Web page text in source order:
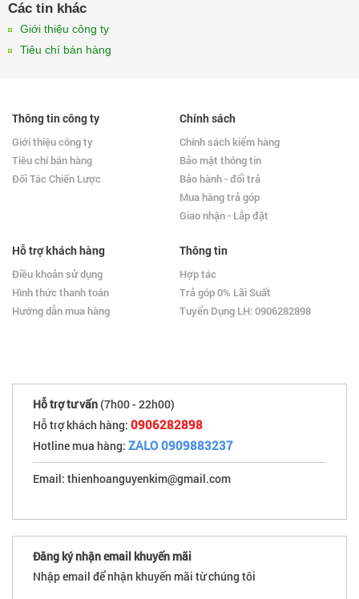
Các tin khác
Giới thiệu công ty
Tiêu chí bán hàng
Thông tin công ty
Giới thiệu công ty
Tiêu chí bán hàng
Đối Tác Chiến Lược
Chính sách
Chính sách kiểm hàng
Bảo mật thông tin
Bảo hành - đổi trả
Mua hàng trả góp
Giao nhận - Lắp đặt
Hỗ trợ khách hàng
Điều khoản sử dụng
Hình thức thanh toán
Hướng dẫn mua hàng
Thông tin
Hợp tác
Trả góp 0% Lãi Suất
Tuyển Dụng LH: 0906282898
Hỗ trợ tư vấn (7h00 - 22h00)
Hỗ trợ khách hàng: 0906282898
Hotline mua hàng: ZALO 0909883237
Email: thienhoanguyenkim@gmail.com
Đăng ký nhận email khuyến mãi
Nhập email để nhận khuyến mãi từ chúng tôi